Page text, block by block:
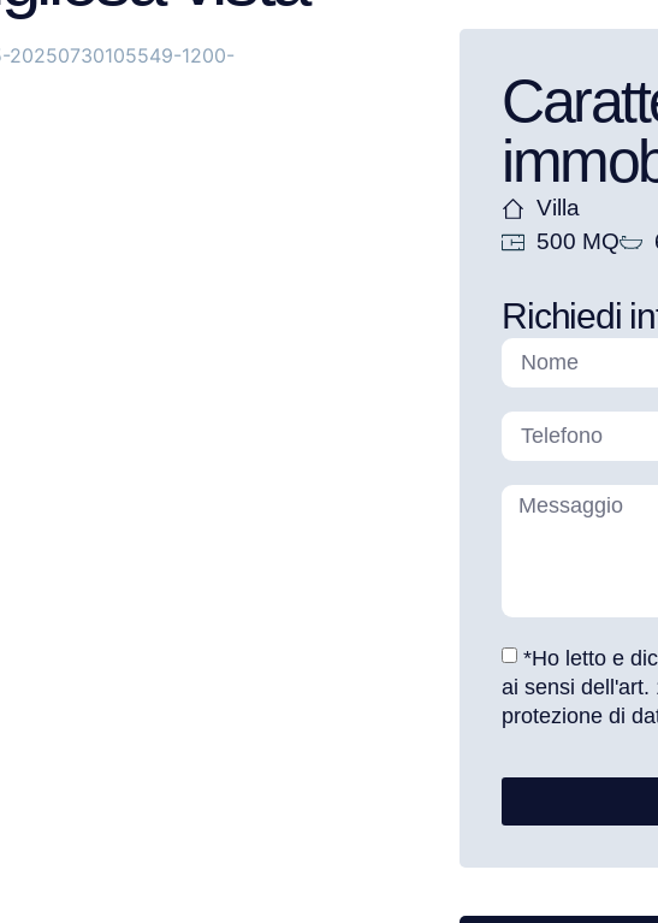
Villa
500 MQ
Richiedi
*Ho letto e
ai sensi dell'art.
protezione di